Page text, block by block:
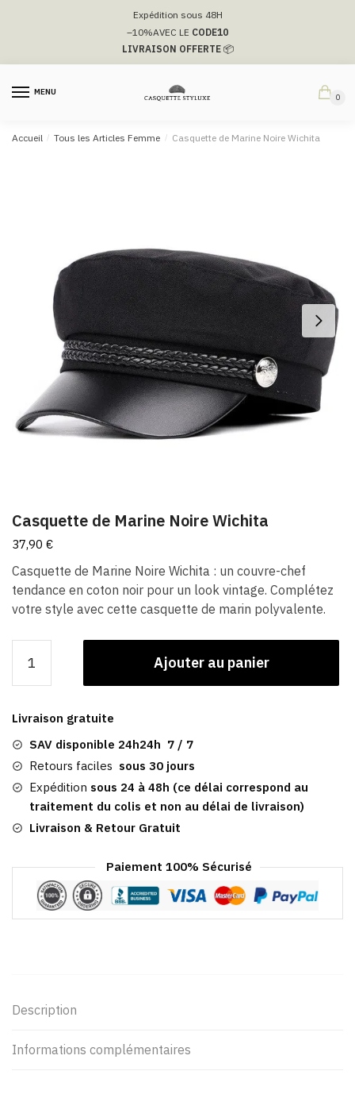
navigation
Expédition sous 48H
–10%AVEC LE CODE10
LIVRAISON OFFERTE📦
MENU
0
Accueil / Tous les Articles Femme / Casquette de Marine Noire Wichita
Casquette de Marine Noire Wichita
37,90 €
Casquette de Marine Noire Wichita : un couvre-chef
tendance en coton noir pour un look vintage. Complétez
votre style avec cette casquette de marin polyvalente.
Casquette
Marine
Noire
Wichita
Ajouter au panier
Livraison gratuite
SAV disponible 24h24h 7 / 7
Retours faciles sous 30 jours
Expédition sous 24 à 48h (ce délai correspond au
traitement du colis et non au délai de livraison)
Livraison & Retour Gratuit
Paiement 100% Sécurisé
Description
Informations complémentaires